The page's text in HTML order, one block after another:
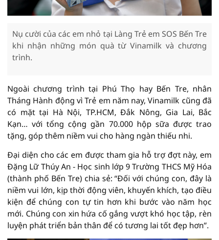
Nụ cười của các em nhỏ tại Làng Trẻ em SOS Bến Tre
khi nhận những món quà từ Vinamilk và chương
trình.
Ngoài chương trình tại Phú Thọ hay Bến Tre, nhân
Tháng Hành động vì Trẻ em năm nay, Vinamilk cũng đã
có mặt tại Hà Nội, TP.HCM, Đắk Nông, Gia Lai, Bắc
Kạn… với tổng cộng gần 70.000 hộp sữa được trao
tặng, góp thêm niềm vui cho hàng ngàn thiếu nhi.
Đại diện cho các em được tham gia hỗ trợ đợt này, em
Đặng Lữ Thúy An - Học sinh lớp 9 Trường THCS Mỹ Hóa
(thành phố Bến Tre) chia sẻ: “Đối với chúng con, đây là
niềm vui lớn, kịp thời động viên, khuyến khích, tạo điều
kiện để chúng con tự tin hơn khi bước vào năm học
mới. Chúng con xin hứa cố gắng vượt khó học tập, rèn
luyện phát triển bản thân để có tương lai tốt đẹp hơn”.